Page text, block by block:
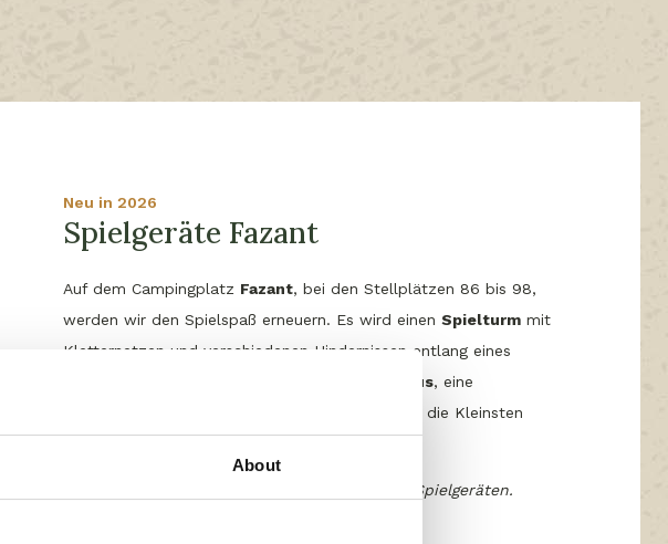
About
Neu in 2026
Spielgeräte Fazant
Auf dem Campingplatz Fazant, bei den Stellplätzen 86 bis 98,
werden wir den Spielspaß erneuern. Es wird einen Spielturmmit
Kletternetzen und verschiedenen Hindernissen entlang eines
Spielhaus, eine
auf Bodenhöhe für die Kleinsten
Die Skizze vermittelt einen Eindruck von den Spielgeräten.